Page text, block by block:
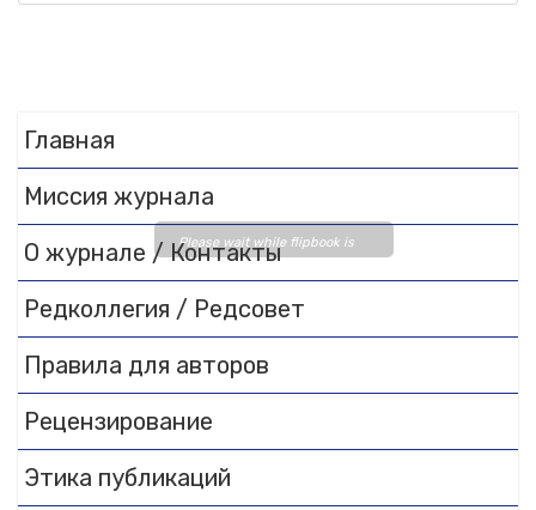
Please wait while flipbook is
FAQs and issues please refer
Flipbook Plugin Help
Главная
Миссия журнала
О журнале / Контакты
Редколлегия / Редсовет
Правила для авторов
Рецензирование
Этика публикаций